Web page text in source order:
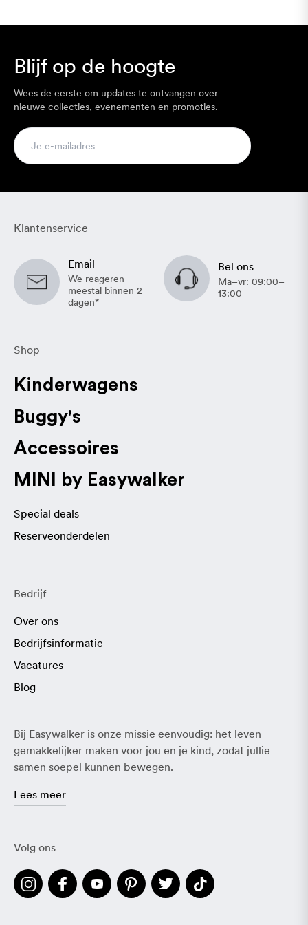
bestellingen, tenzij op de productpagina iets anders staat.
bekijken en binnen de retourtermijn terugsturen als het toch
niet bij jullie past, volgens de geldende retourvoorwaarden.
Blijf op de hoogte
Wees de eerste om updates te ontvangen over
nieuwe collecties, evenementen en promoties.
Klantenservice
Email
We reageren
meestal binnen 2
dagen*
Bel ons
Ma–vr: 09:00–
13:00
Shop
Kinderwagens
Buggy's
Accessoires
MINI by Easywalker
Special deals
Reserveonderdelen
Bij Easywalker is onze missie eenvoudig: het leven
gemakkelijker maken voor jou en je kind, zodat jullie
samen soepel kunnen bewegen.
Lees meer
Volg ons
Bedrijf
Over ons
Bedrijfsinformatie
Vacatures
Blog